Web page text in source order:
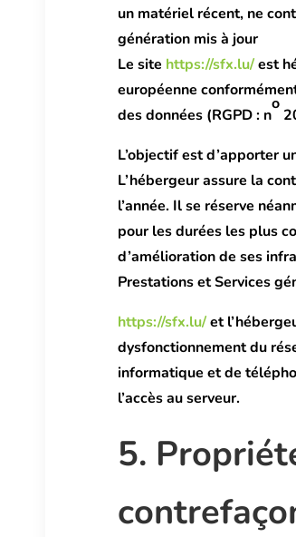
un matériel récent, ne
génération mis à jour
Le site https://sfx.lu/est
européenne
des données (RGPD : n
o
L’objectif est d’apporter
L’hébergeur assure la
l’année. Il se réserve
pour les durées les plus
d’amélioration de ses
Prestations et Services
https://sfx.lu/et
dysfonctionnement du
informatique et de
l’accès au serveur.
5.